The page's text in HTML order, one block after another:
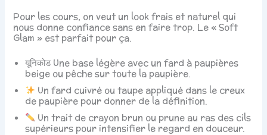
Pour les cours, on veut un look frais et naturel qui
nous donne confiance sans en faire trop. Le « Soft
Glam » est parfait pour ça.
यूनिकोड Une base légère avec un fard à paupières
beige ou pêche sur toute la paupière.
Un fard cuivré ou taupe appliqué dans le creux
de paupière pour donner de la définition.
Un trait de crayon brun ou prune au ras des cils
supérieurs pour intensifier le regard en douceur.